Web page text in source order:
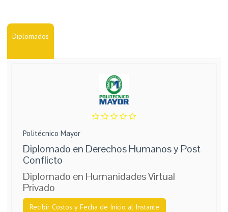
Diplomados
Politécnico Mayor
Diplomado en Derechos Humanos y Post
Conflicto
Diplomado en Humanidades Virtual
Privado
Recibir Costos y Fecha de Inicio al Instante